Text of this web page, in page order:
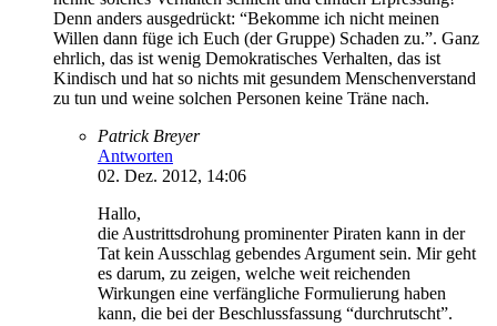
Denn anders ausgedrückt: “Bekomme ich nicht meinen
Willen dann füge ich Euch (der Gruppe) Schaden zu.”. Ganz
ehrlich, das ist wenig Demokratisches Verhalten, das ist
Kindisch und hat so nichts mit gesundem Menschenverstand
zu tun und weine solchen Personen keine Träne nach.
Patrick Breyer
Antworten
02. Dez. 2012, 14:06
Hallo,
die Austrittsdrohung prominenter Piraten kann in der
Tat kein Ausschlag gebendes Argument sein. Mir geht
es darum, zu zeigen, welche weit reichenden
Wirkungen eine verfängliche Formulierung haben
kann, die bei der Beschlussfassung “durchrutscht”.